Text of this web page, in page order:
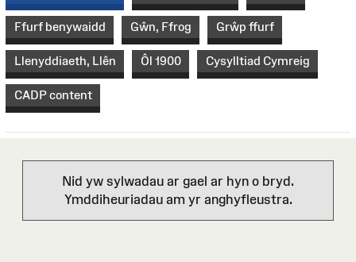
Ffurf benywaidd Gŵn, Ffrog Grŵp ffurf
Llenyddiaeth, Llên Ôl 1900 Cysylltiad Cymreig
CADP content
Nid yw sylwadau ar gael ar hyn o bryd.
Ymddiheuriadau am yr anghyfleustra.